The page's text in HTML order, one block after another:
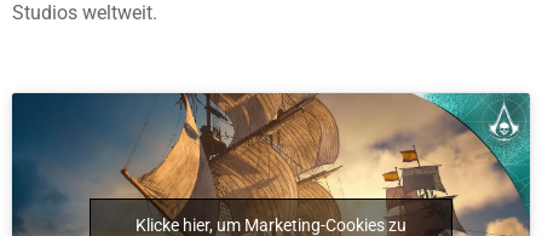
Studios weltweit.
Klicke hier, um Marketing-Cookies zu